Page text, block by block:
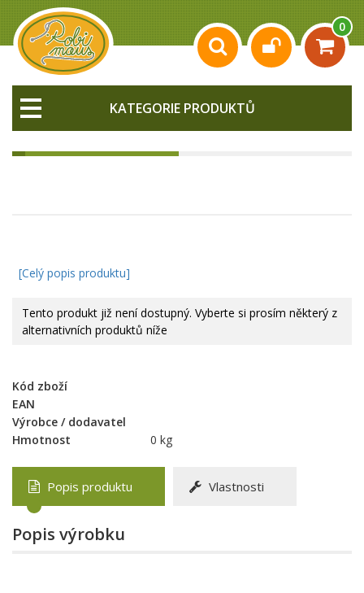
0
KATEGORIE PRODUKTŮ
[Celý popis produktu]
Tento produkt již není dostupný. Vyberte si prosím některý z
alternativních produktů níže
Kód zboží
EAN
Výrobce / dodavatel
Hmotnost
0 kg
Popis produktu Vlastnosti
Popis výrobku